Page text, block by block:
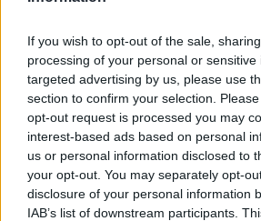
If you wish to opt-out of the sale,
processing of your personal or
targeted advertising by us, please use
section to confirm your selection.
opt-out request is processed you may
interest-based ads based on personal
us or personal information disclosed to
your opt-out. You may separately opt-
disclosure of your personal information
IAB’s list of downstream participants.